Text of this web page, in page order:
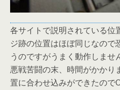
各サイトで説明されている位
ジ跡の位置はほぼ同じなので
うのですがうまく動作しませ
悪戦苦闘の末、時間がかかり
置に合わせ込みができたので